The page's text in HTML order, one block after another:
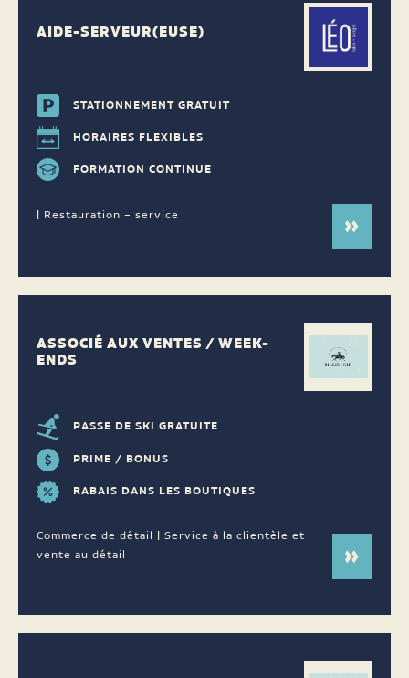
AIDE-SERVEUR(EUSE)
STATIONNEMENT GRATUIT
HORAIRES FLEXIBLES
FORMATION CONTINUE
| Restauration – service
ASSOCIÉ AUX VENTES / WEEK-
ENDS
PASSE DE SKI GRATUITE
PRIME / BONUS
RABAIS DANS LES BOUTIQUES
Commerce de détail | Service à la clientèle et
vente au détail